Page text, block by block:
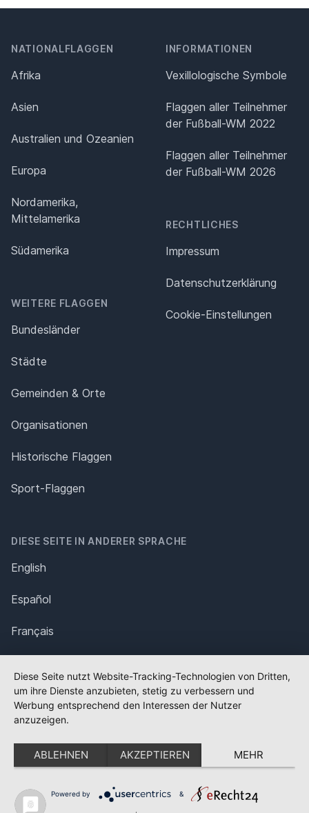
NATIONALFLAGGEN
Afrika
Asien
Australien und Ozeanien
Europa
Nordamerika,
Mittelamerika
Südamerika
WEITERE FLAGGEN
Bundesländer
Städte
Gemeinden & Orte
Organisationen
Historische Flaggen
Sport-Flaggen
INFORMATIONEN
Vexillologische Symbole
Flaggen aller Teilnehmer
der Fußball-WM 2022
Flaggen aller Teilnehmer
der Fußball-WM 2026
RECHTLICHES
Impressum
Datenschutz­erklärung
Cookie-Einstellungen
DIESE SEITE IN ANDERER SPRACHE
English
Español
Français
Polska
Português
Nederlands
Svenska
Diese Seite nutzt Website-Tracking-Technologien von Dritten,
um ihre Dienste anzubieten, stetig zu verbessern und
Werbung entsprechend den Interessen der Nutzer
anzuzeigen.
ABLEHNEN AKZEPTIEREN MEHR
Powered by &